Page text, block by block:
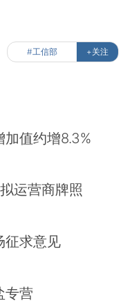
#工信部 +关注
值约增8.3%
运营商牌照
征求意见
专营